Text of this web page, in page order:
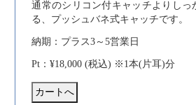
通常のシリコン付キャッチよりしっ
る、プッシュバネ式キャッチです。
納期：プラス3～5営業日
Pt：¥18,000 (税込) ※1本(片耳)分